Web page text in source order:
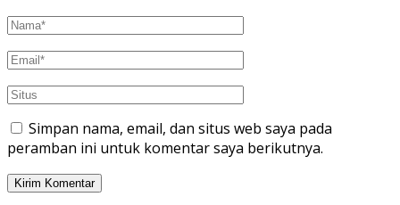
Simpan nama, email, dan situs web saya pada
peramban ini untuk komentar saya berikutnya.